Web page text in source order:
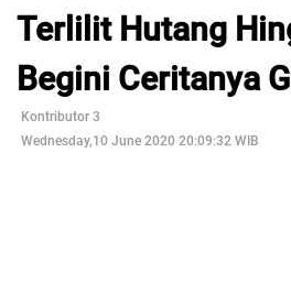
Terlilit Hutang
Begini Ceritanya
Kontributor 3
Wednesday,10 June 2020 20:09:32 WIB